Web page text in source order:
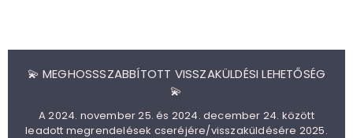
💫 MEGHOSSSZABBÍTOTT VISSZAKÜLDÉSI LEHETŐSÉG
💫
A 2024. november 25. és 2024. december 24. között
leadott megrendelések cseréjére/visszaküldésére 2025.